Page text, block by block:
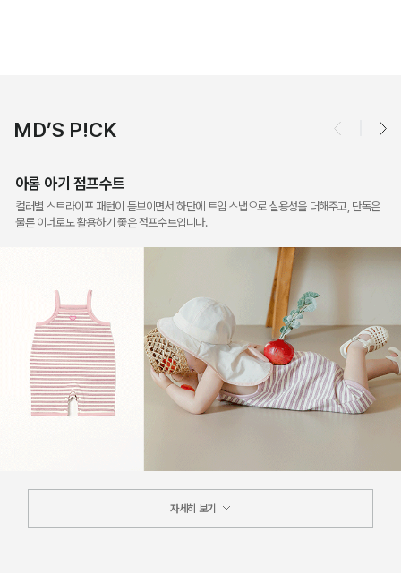
MD’S P!CK
아롬 아기 점프수트
컬러별 스트라이프 패턴이 돋보이면서 하단에 트임 스냅으로 실용성을 더해주고, 단독은
물론 이너로도 활용하기 좋은 점프수트입니다.
자세히 보기